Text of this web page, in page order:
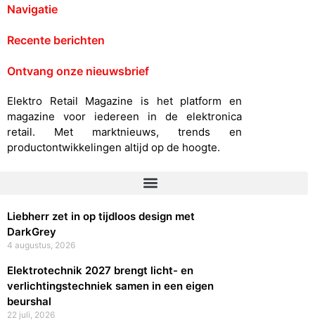
Navigatie
Recente berichten
Ontvang onze nieuwsbrief
Elektro Retail Magazine is het platform en
magazine voor iedereen in de elektronica
retail. Met marktnieuws, trends en
productontwikkelingen altijd op de hoogte.
Liebherr zet in op tijdloos design met
DarkGrey
4 augustus, 2026
Elektrotechnik 2027 brengt licht- en
verlichtingstechniek samen in een eigen
beurshal
22 juli, 2026